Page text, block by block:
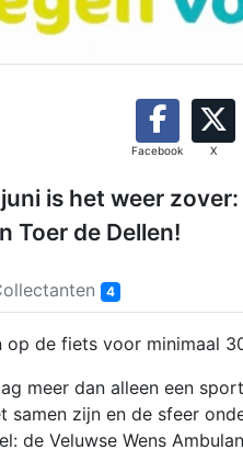
Facebook X
is het weer
Toer de Dellen!
4
op de fiets voor minimaal
meer dan alleen een
samen zijn en de sfeer
de Veluwse Wens